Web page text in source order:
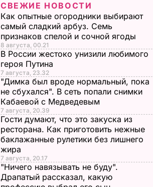
СВЕЖИЕ НОВОСТИ
Как опытные огородники выбирают
самый сладкий арбуз. Семь
признаков спелой и сочной ягоды
8 августа, 00.21
В России жестоко унизили любимого
героя Путина
7 августа, 23.32
"Димка был вроде нормальный, пока
не сбухался". В сеть попали снимки
Кабаевой с Медведевым
7 августа, 20.39
Гости думают, что это закуска из
ресторана. Как приготовить нежные
баклажанные рулетики без лишнего
жира
7 августа, 20.17
"Ничего навязывать не буду".
Драпатый рассказал, какую